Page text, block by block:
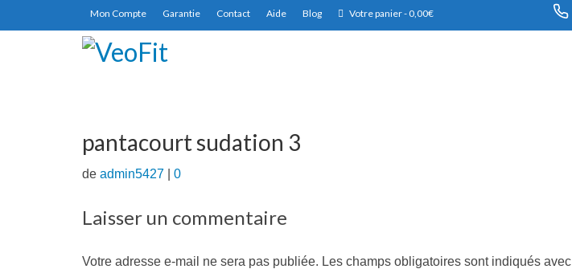
Mon Compte Garantie Contact Aide Blog Votre panier-0,00€
pantacourt sudation 3
de admin5427 0
Laisser un commentaire
Votre adresse e-mail ne sera pas publiée. Les champs obligatoires sont indiqués avec